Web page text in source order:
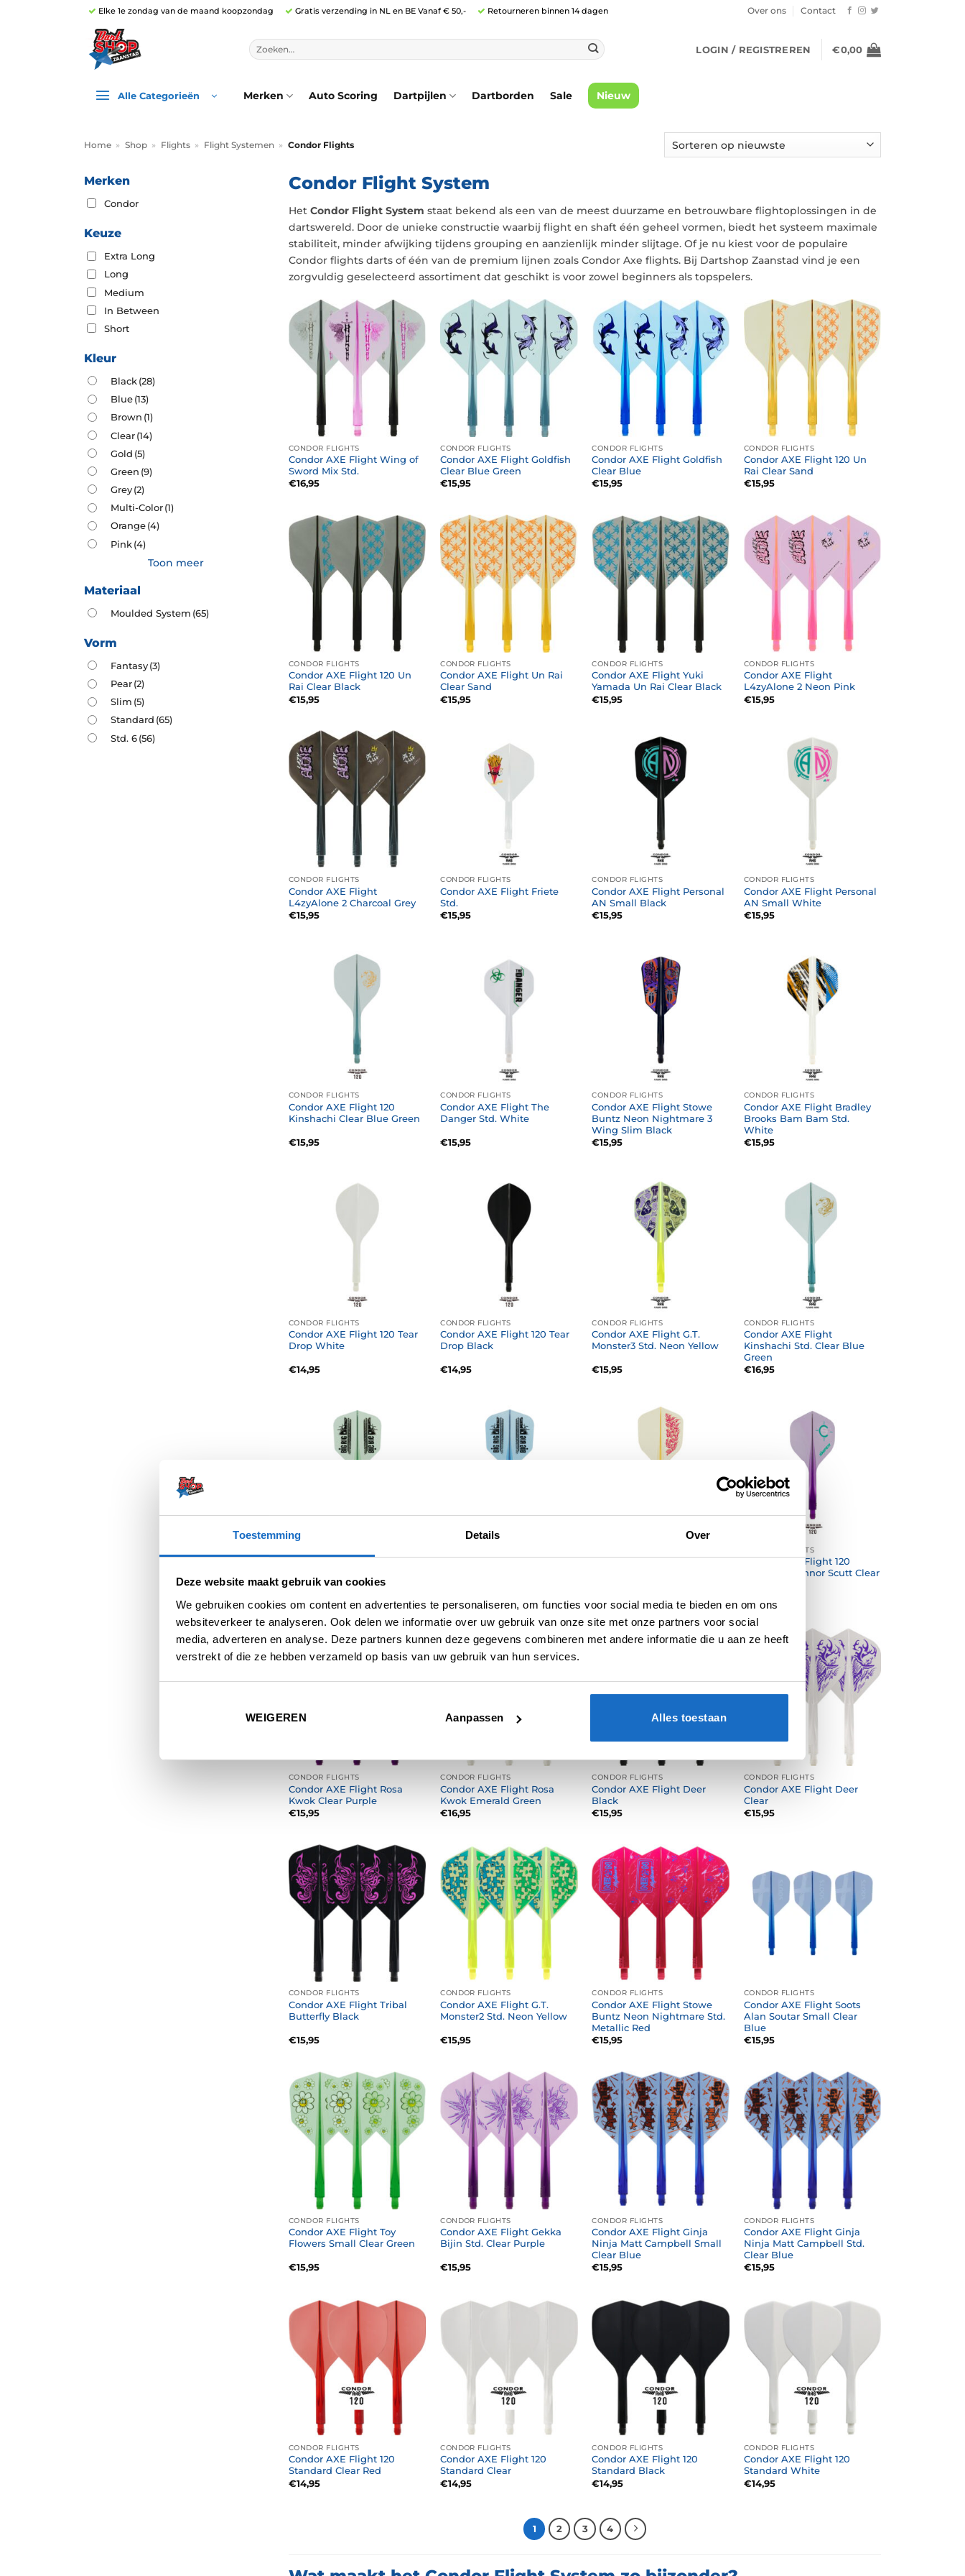
Toestemming Details Over
Deze website maakt gebruik van cookies
We gebruiken cookies om content en advertenties te personaliseren, om functies voor social media te bieden en om ons
websiteverkeer te analyseren. Ook delen we informatie over uw gebruik van onze site met onze partners voor social
media, adverteren en analyse. Deze partners kunnen deze gegevens combineren met andere informatie die u aan ze heeft
verstrekt of die ze hebben verzameld op basis van uw gebruik van hun services.
WEIGEREN Aanpassen Alles toestaan
Elke 1e zondag van de maand koopzondag Gratis verzending in NL en BE Vanaf € 50,- Retourneren binnen 14 dagen Over ons Contact
Zoeken
naar:
LOGIN / REGISTREREN €0,00
Alle Categorieën Merken Auto Scoring Dartpijlen Dartborden Sale Nieuw
Home » Shop » Flights » Flight Systemen » Condor Flights
Merken
Condor
Keuze
Extra Long
Long
Medium
In Between
Short
Kleur
Black(28)
Blue(13)
Brown (1)
Clear(14)
Gold (5)
Green (9)
Grey(2)
Multi-Color(1)
Orange(4)
Pink(4)
Toon meer
Materiaal
Moulded System (65)
Vorm
Fantasy(3)
Pear(2)
Slim (5)
Standard (65)
Std. 6(56)
Condor Flight System
Het Condor Flight System staat bekend als een van de meest duurzame en betrouwbare flightoplossingen in de
dartswereld. Door de unieke constructie waarbij flight en shaft één geheel vormen, biedt het systeem maximale
stabiliteit, minder afwijking tijdens grouping en aanzienlijk minder slijtage. Of je nu kiest voor de populaire
Condor flights darts of één van de premium lijnen zoals Condor Axe flights. Bij Dartshop Zaanstad vind je een
zorgvuldig geselecteerd assortiment dat geschikt is voor zowel beginners als topspelers.
CONDOR FLIGHTS
Condor AXE Flight Wing of
Sword Mix Std.
€16,95
CONDOR FLIGHTS
Condor AXE Flight Goldfish
Clear Blue Green
€15,95
CONDOR FLIGHTS
Condor AXE Flight Goldfish
Clear Blue
€15,95
CONDOR FLIGHTS
Condor AXE Flight 120 Un
Rai Clear Sand
€15,95
CONDOR FLIGHTS
Condor AXE Flight 120 Un
Rai Clear Black
€15,95
CONDOR FLIGHTS
Condor AXE Flight Un Rai
Clear Sand
€15,95
CONDOR FLIGHTS
Condor AXE Flight Yuki
Yamada Un Rai Clear Black
€15,95
CONDOR FLIGHTS
Condor AXE Flight
L4zyAlone 2 Neon Pink
€15,95
CONDOR FLIGHTS
Condor AXE Flight
L4zyAlone 2 Charcoal Grey
€15,95
CONDOR FLIGHTS
Condor AXE Flight Friete
Std.
€15,95
CONDOR FLIGHTS
Condor AXE Flight Personal
AN Small Black
€15,95
CONDOR FLIGHTS
Condor AXE Flight Personal
AN Small White
€15,95
CONDOR FLIGHTS
Condor AXE Flight 120
Kinshachi Clear Blue Green
€15,95
CONDOR FLIGHTS
Condor AXE Flight The
Danger Std. White
€15,95
CONDOR FLIGHTS
Condor AXE Flight Stowe
Buntz Neon Nightmare 3
Wing Slim Black
€15,95
CONDOR FLIGHTS
Condor AXE Flight Bradley
Brooks Bam Bam Std.
White
€15,95
CONDOR FLIGHTS
Condor AXE Flight 120 Tear
Drop White
€14,95
CONDOR FLIGHTS
Condor AXE Flight 120 Tear
Drop Black
€14,95
CONDOR FLIGHTS
Condor AXE Flight G.T.
Monster3 Std. Neon Yellow
€15,95
CONDOR FLIGHTS
Condor AXE Flight
Kinshachi Std. Clear Blue
Green
€16,95
Condor AXE Flight Big Rig 2
Condor AXE Flight Big Rig 2
Condor AXE Flight 120
CONDOR FLIGHTS
Condor AXE Flight 120
Standard Connor Scutt Clear
CONDOR FLIGHTS
Condor AXE Flight Rosa
Kwok Clear Purple
€15,95
CONDOR FLIGHTS
Condor AXE Flight Rosa
Kwok Emerald Green
€16,95
CONDOR FLIGHTS
Condor AXE Flight Deer
Black
€15,95
CONDOR FLIGHTS
Condor AXE Flight Deer
Clear
€15,95
CONDOR FLIGHTS
Condor AXE Flight Tribal
Butterfly Black
€15,95
CONDOR FLIGHTS
Condor AXE Flight G.T.
Monster2 Std. Neon Yellow
€15,95
CONDOR FLIGHTS
Condor AXE Flight Stowe
Buntz Neon Nightmare Std.
Metallic Red
€15,95
CONDOR FLIGHTS
Condor AXE Flight Soots
Alan Soutar Small Clear
Blue
€15,95
CONDOR FLIGHTS
Condor AXE Flight Toy
Flowers Small Clear Green
€15,95
CONDOR FLIGHTS
Condor AXE Flight Gekka
Bijin Std. Clear Purple
€15,95
CONDOR FLIGHTS
Condor AXE Flight Ginja
Ninja Matt Campbell Small
Clear Blue
€15,95
CONDOR FLIGHTS
Condor AXE Flight Ginja
Ninja Matt Campbell Std.
Clear Blue
€15,95
CONDOR FLIGHTS
Condor AXE Flight 120
Standard Clear Red
€14,95
CONDOR FLIGHTS
Condor AXE Flight 120
Standard Clear
€14,95
CONDOR FLIGHTS
Condor AXE Flight 120
Standard Black
€14,95
CONDOR FLIGHTS
Condor AXE Flight 120
Standard White
€14,95
1 2 3 4